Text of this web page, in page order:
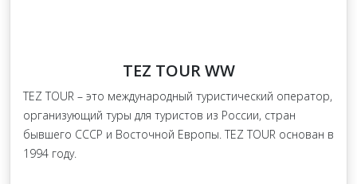
TEZ TOUR WW
TEZ TOUR – это международный туристический оператор,
организующий туры для туристов из России, стран
бывшего СССР и Восточной Европы. TEZ TOUR основан в
1994 году.